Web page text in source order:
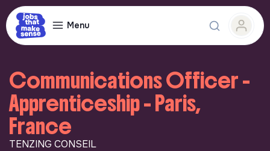
Menu
Communications Officer -
Apprenticeship - Paris,
France
TENZING CONSEIL